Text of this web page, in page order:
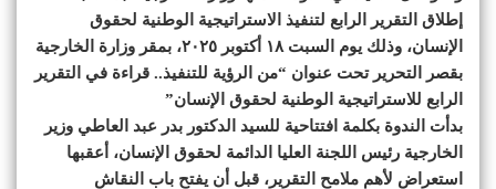
إطلاق التقرير الرابع لتنفيذ الاستراتيجية الوطنية لحقوق
الإنسان، وذلك يوم السبت ١٨ أكتوبر ٢٠٢٥، بمقر وزارة الخارجية
بقصر التحرير تحت عنوان “من الرؤية للتنفيذ.. قراءة في التقرير
الرابع للاستراتيجية الوطنية لحقوق الإنسان”
بدأت الندوة بكلمة افتتاحية للسيد الدكتور بدر عبد العاطي وزير
الخارجية رئيس اللجنة العليا الدائمة لحقوق الإنسان، أعقبها
استعراض لأهم ملامح التقرير، قبل أن يفتح باب النقاش